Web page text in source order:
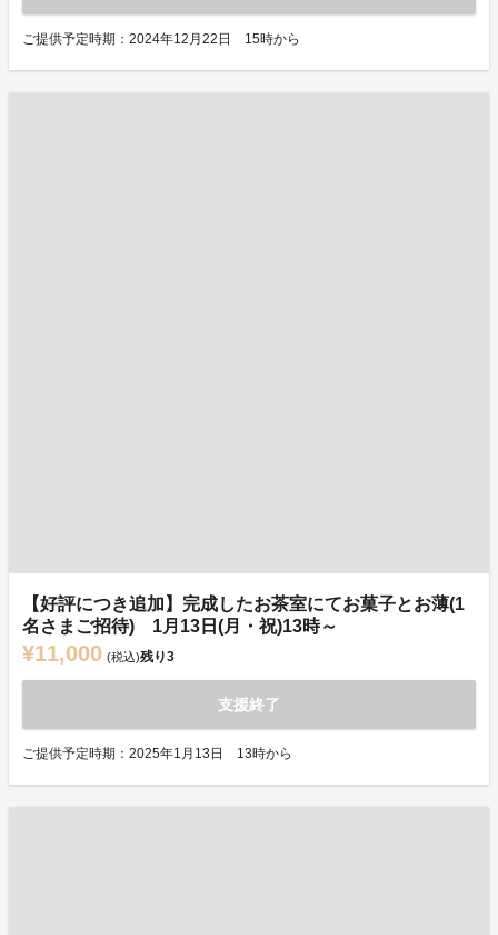
ご提供予定時期：2024年12月22日 15時から
【好評につき追加】完成したお茶室にてお菓子とお薄(1
名さまご招待) 1月13日(月・祝)13時～
¥11,000 (税込)残り3
支援終了
ご提供予定時期：2025年1月13日 13時から